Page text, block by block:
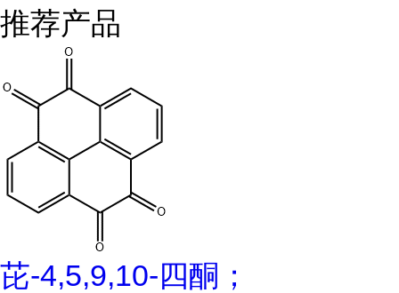
推荐产品
芘-4,5,9,10-四酮；